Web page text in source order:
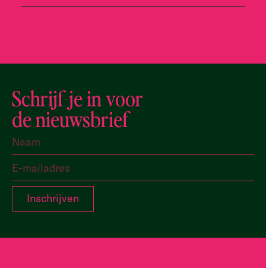
Schrijf je in voor
de nieuwsbrief